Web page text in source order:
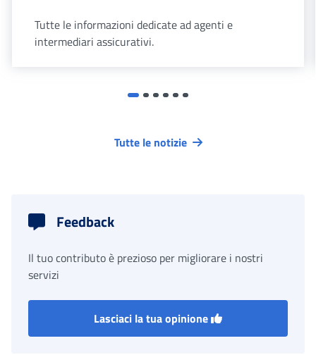
Tutte le informazioni dedicate ad agenti e
intermediari assicurativi.
Tutte le notizie
Feedback
Il tuo contributo è prezioso per migliorare i nostri
servizi
Lasciaci la tua opinione